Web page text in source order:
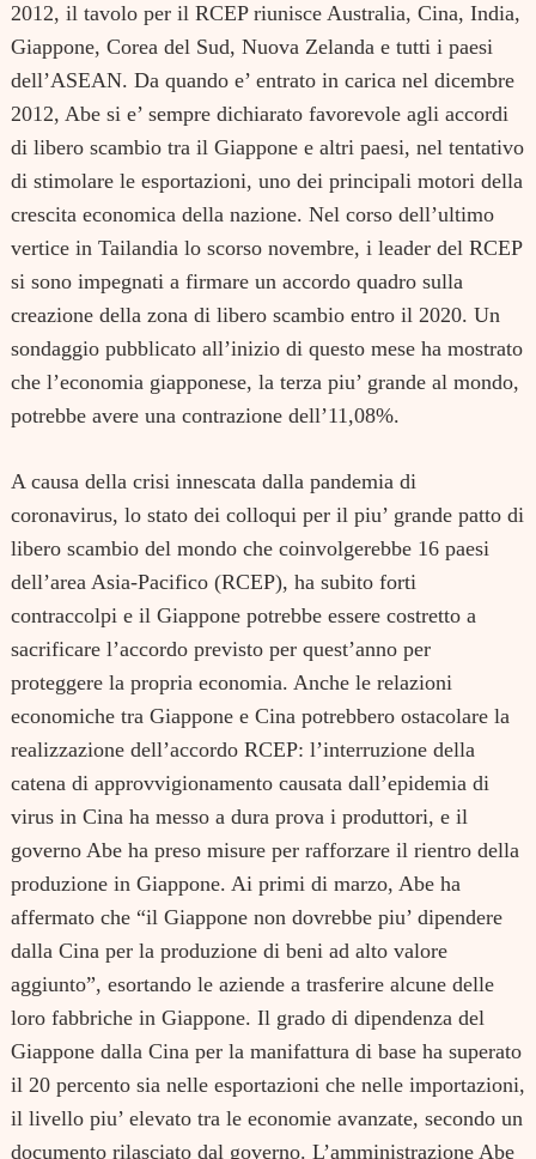
2012, il tavolo per il RCEP riunisce Australia, Cina, India,
Giappone, Corea del Sud, Nuova Zelanda e tutti i paesi
dell’ASEAN. Da quando e’ entrato in carica nel dicembre
2012, Abe si e’ sempre dichiarato favorevole agli accordi
di libero scambio tra il Giappone e altri paesi, nel tentativo
di stimolare le esportazioni, uno dei principali motori della
crescita economica della nazione. Nel corso dell’ultimo
vertice in Tailandia lo scorso novembre, i leader del RCEP
si sono impegnati a firmare un accordo quadro sulla
creazione della zona di libero scambio entro il 2020. Un
sondaggio pubblicato all’inizio di questo mese ha mostrato
che l’economia giapponese, la terza piu’ grande al mondo,
potrebbe avere una contrazione dell’11,08%.
A causa della crisi innescata dalla pandemia di
coronavirus, lo stato dei colloqui per il piu’ grande patto di
libero scambio del mondo che coinvolgerebbe 16 paesi
dell’area Asia-Pacifico (RCEP), ha subito forti
contraccolpi e il Giappone potrebbe essere costretto a
sacrificare l’accordo previsto per quest’anno per
proteggere la propria economia. Anche le relazioni
economiche tra Giappone e Cina potrebbero ostacolare la
realizzazione dell’accordo RCEP: l’interruzione della
catena di approvvigionamento causata dall’epidemia di
virus in Cina ha messo a dura prova i produttori, e il
governo Abe ha preso misure per rafforzare il rientro della
produzione in Giappone. Ai primi di marzo, Abe ha
affermato che “il Giappone non dovrebbe piu’ dipendere
dalla Cina per la produzione di beni ad alto valore
aggiunto”, esortando le aziende a trasferire alcune delle
loro fabbriche in Giappone. Il grado di dipendenza del
Giappone dalla Cina per la manifattura di base ha superato
il 20 percento sia nelle esportazioni che nelle importazioni,
il livello piu’ elevato tra le economie avanzate, secondo un
documento rilasciato dal governo. L’amministrazione Abe
for: